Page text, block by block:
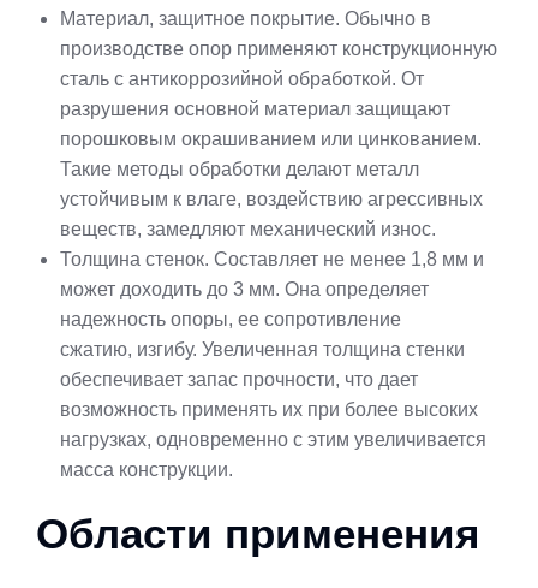
Материал, защитное покрытие. Обычно в
производстве опор применяют конструкционную
сталь с антикоррозийной обработкой. От
разрушения основной материал защищают
порошковым окрашиванием или цинкованием.
Такие методы обработки делают металл
устойчивым к влаге, воздействию агрессивных
веществ, замедляют механический износ.
Толщина стенок. Составляет не менее 1,8 мм и
может доходить до 3 мм. Она определяет
надежность опоры, ее сопротивление
сжатию, изгибу. Увеличенная толщина стенки
обеспечивает запас прочности, что дает
возможность применять их при более высоких
нагрузках, одновременно с этим увеличивается
масса конструкции.
Области применения